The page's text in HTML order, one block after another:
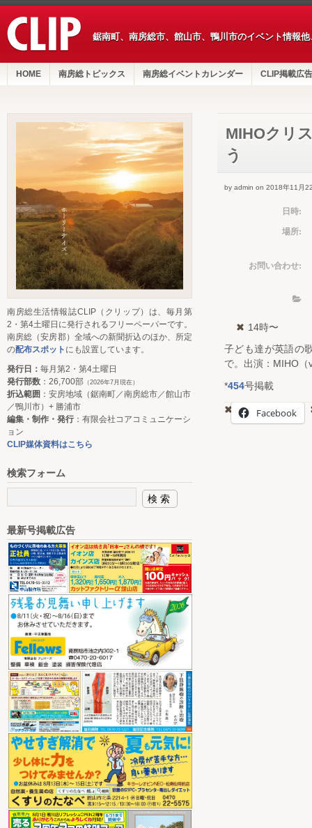
鋸南町、南房総市、館山市、鴨川市のイベント情報
HOME 南房総トピックス 南房総イベントカレンダー CLIP掲載広告
MIHOクリ
う
by admin on 2018年11月
日時:
場所:
お問い合わせ:
14時〜
子ども達が英語の
で。出演：MIHO
*454号掲載
Facebook
南房総生活情報誌CLIP（クリップ）は、毎月第
2・第4土曜日に発行されるフリーペーパーです。
南房総（安房郡）全域への新聞折込のほか、所定
の配布スポット にも設置しています。
発行日： 毎月第2・第4土曜日
発行部数 ：26,700部 （2026年7月現在）
折込範囲 ：安房地域（鋸南町／南房総市／館山市
／鴨川市）+ 勝浦市
編集・制作・発行：有限会社コアコミュニケーシ
ョン
CLIP媒体資料はこちら
検索フォーム
最新号掲載広告